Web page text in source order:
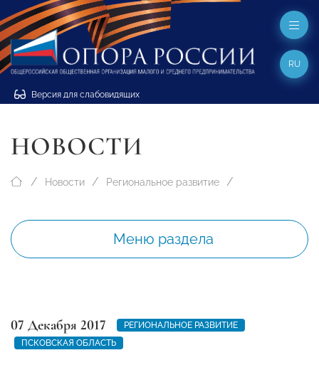
Версия для слабовидящих
RU
НОВОСТИ
Новости Региональное развитие
Меню раздела
07 Декабря 2017
РЕГИОНАЛЬНОЕ РАЗВИТИЕ
ПСКОВСКАЯ ОБЛАСТЬ